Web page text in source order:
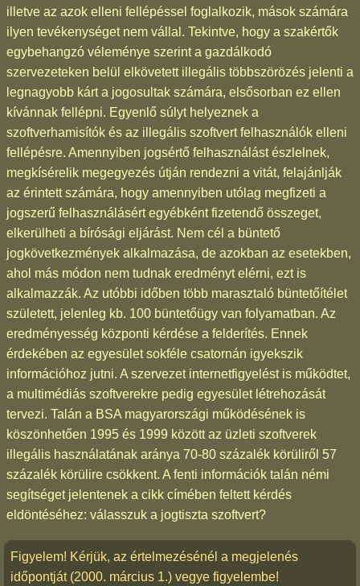
illetve az azok elleni fellépéssel foglalkozik, mások számára
ilyen tevékenységet nem vállal. Tekintve, hogy a szakértők
egybehangzó véleménye szerint a gazdálkodó
szervezeteken belül elkövetett illegális többszörözés jelenti a
legnagyobb kárt a jogosultak számára, elsősorban ez ellen
kívánnak fellépni. Egyenlő súlyt helyeznek a
szoftverhamisítók és az illegális szoftvert felhasználók elleni
fellépésre. Amennyiben jogsértő felhasználást észlelnek,
megkísérelik megegyezés útján rendezni a vitát, felajánlják
az érintett számára, hogy amennyiben utólag megfizeti a
jogszerű felhasználásért egyébként fizetendő összeget,
elkerülheti a bírósági eljárást. Nem cél a büntető
jogkövetkezmények alkalmazása, de azokban az esetekben,
ahol más módon nem tudnak eredményt elérni, ezt is
alkalmazzák. Az utóbbi időben több marasztaló büntetőítélet
született, jelenleg kb. 100 büntetőügy van folyamatban. Az
eredményesség központi kérdése a felderítés. Ennek
érdekében az egyesület sokféle csatornán igyekszik
információhoz jutni. A szervezet internetfigyelést is működtet,
a multimédiás szoftverekre pedig egyesület létrehozását
tervezi. Talán a BSA magyarországi működésének is
köszönhetően 1995 és 1999 között az üzleti szoftverek
illegális használatának aránya 70-80 százalék körüliről 57
százalék körülire csökkent. A fenti információk talán némi
segítséget jelentenek a cikk címében feltett kérdés
eldöntéséhez: válasszuk a jogtiszta szoftvert?
Figyelem! Kérjük, az értelmezésénél a megjelenés
időpontját (2000. március 1.) vegye figyelembe!